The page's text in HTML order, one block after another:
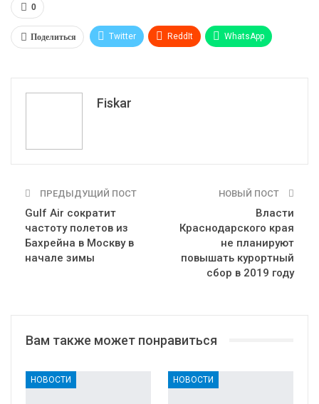
0
Поделиться Twitter ReddIt WhatsApp
Fiskar
ПРЕДЫДУЩИЙ ПОСТ
Gulf Air сократит
частоту полетов из
Бахрейна в Москву в
начале зимы
НОВЫЙ ПОСТ
Власти
Краснодарского края
не планируют
повышать курортный
сбор в 2019 году
Вам также может понравиться
НОВОСТИ НОВОСТИ